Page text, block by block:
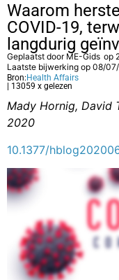
Waarom
COVID-19,
langdurig
Geplaatst door ME-Gids op
Laatste bijwerking op 08/
Bron: Health Affairs
| 13059 x gelezen
Mady Hornig, David
2020
10.1377/